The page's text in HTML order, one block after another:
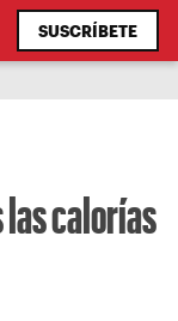
SUSCRÍBETE
las calorías